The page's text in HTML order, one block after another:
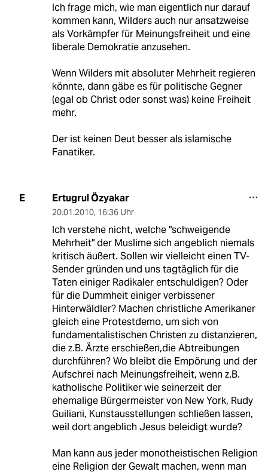
Ich frage mich, wie man eigentlich nur darauf
kommen kann, Wilders auch nur ansatzweise
als Vorkämpfer für Meinungsfreiheit und eine
liberale Demokratie anzusehen.
Wenn Wilders mit absoluter Mehrheit regieren
könnte, dann gäbe es für politische Gegner
(egal ob Christ oder sonst was) keine Freiheit
mehr.
Der ist keinen Deut besser als islamische
Fanatiker.
E Ertugrul Özyakar
20.01.2010, 16:36 Uhr
Ich verstehe nicht, welche "schweigende
Mehrheit" der Muslime sich angeblich niemals
kritisch äußert. Sollen wir vielleicht einen TV-
Sender gründen und uns tagtäglich für die
Taten einiger Radikaler entschuldigen? Oder
für die Dummheit einiger verbissener
Hinterwäldler? Machen christliche Amerikaner
gleich eine Protestdemo, um sich von
fundamentalistischen Christen zu distanzieren,
die z.B. Ärzte erschießen,die Abtreibungen
durchführen? Wo bleibt die Empörung und der
Aufschrei nach Meinungsfreiheit, wenn z.B.
katholische Politiker wie seinerzeit der
ehemalige Bürgermeister von New York, Rudy
Guiliani, Kunstausstellungen schließen lassen,
weil dort angeblich Jesus beleidigt wurde?
Man kann aus jeder monotheistischen Religion
eine Religion der Gewalt machen, wenn man